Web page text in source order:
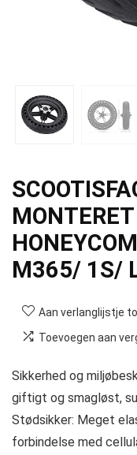
M365/ 1S/
Aan verlanglijstje
Toevoegen aan
Sikkerhed og
giftigt og smagløst,
Stødsikker: Meget
forbindelse med